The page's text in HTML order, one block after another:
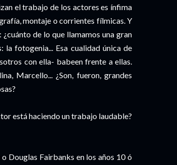
el trabajo de los actores es ínfima
montaje o corrientes fílmicas. Y
de lo que llamamos una gran
fotogenia... Esa cualidad única de
con ella- babeen frente a ellas.
Marcello... ¿Son, fueron, grandes
está haciendo un trabajo laudable?
Douglas Fairbanks en los años 10 ó